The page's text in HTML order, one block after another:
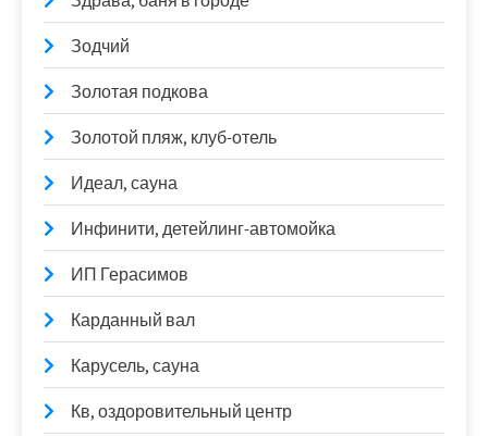
Зодчий
Золотая подкова
Золотой пляж, клуб-отель
Идеал, сауна
Инфинити, детейлинг-автомойка
ИП Герасимов
Карданный вал
Карусель, сауна
Кв, оздоровительный центр